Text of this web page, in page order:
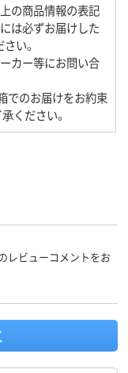
の商品情報の表記
は必ずお届けした
い。
カー等にお問い合
でのお届けをお約束
ください。
レビューコメントをお